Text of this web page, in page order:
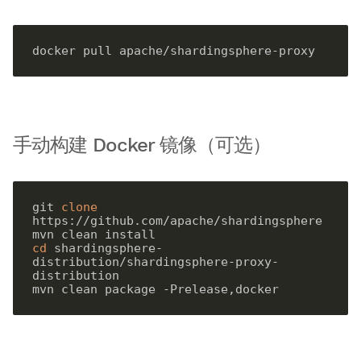
docker pull apache/shardingsphere-proxy
手动构建 Docker 镜像（可选）
git clone
https://github.com/apache/shardingsphere
cd shardingsphere-
distribution/shardingsphere-proxy-
distribution
mvn clean package -Prelease,docker